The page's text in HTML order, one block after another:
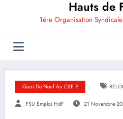
Hauts de
1ère Organisation
Quoi De Neuf Au CSE ?
FSU Emploi HdF 21 Novembre